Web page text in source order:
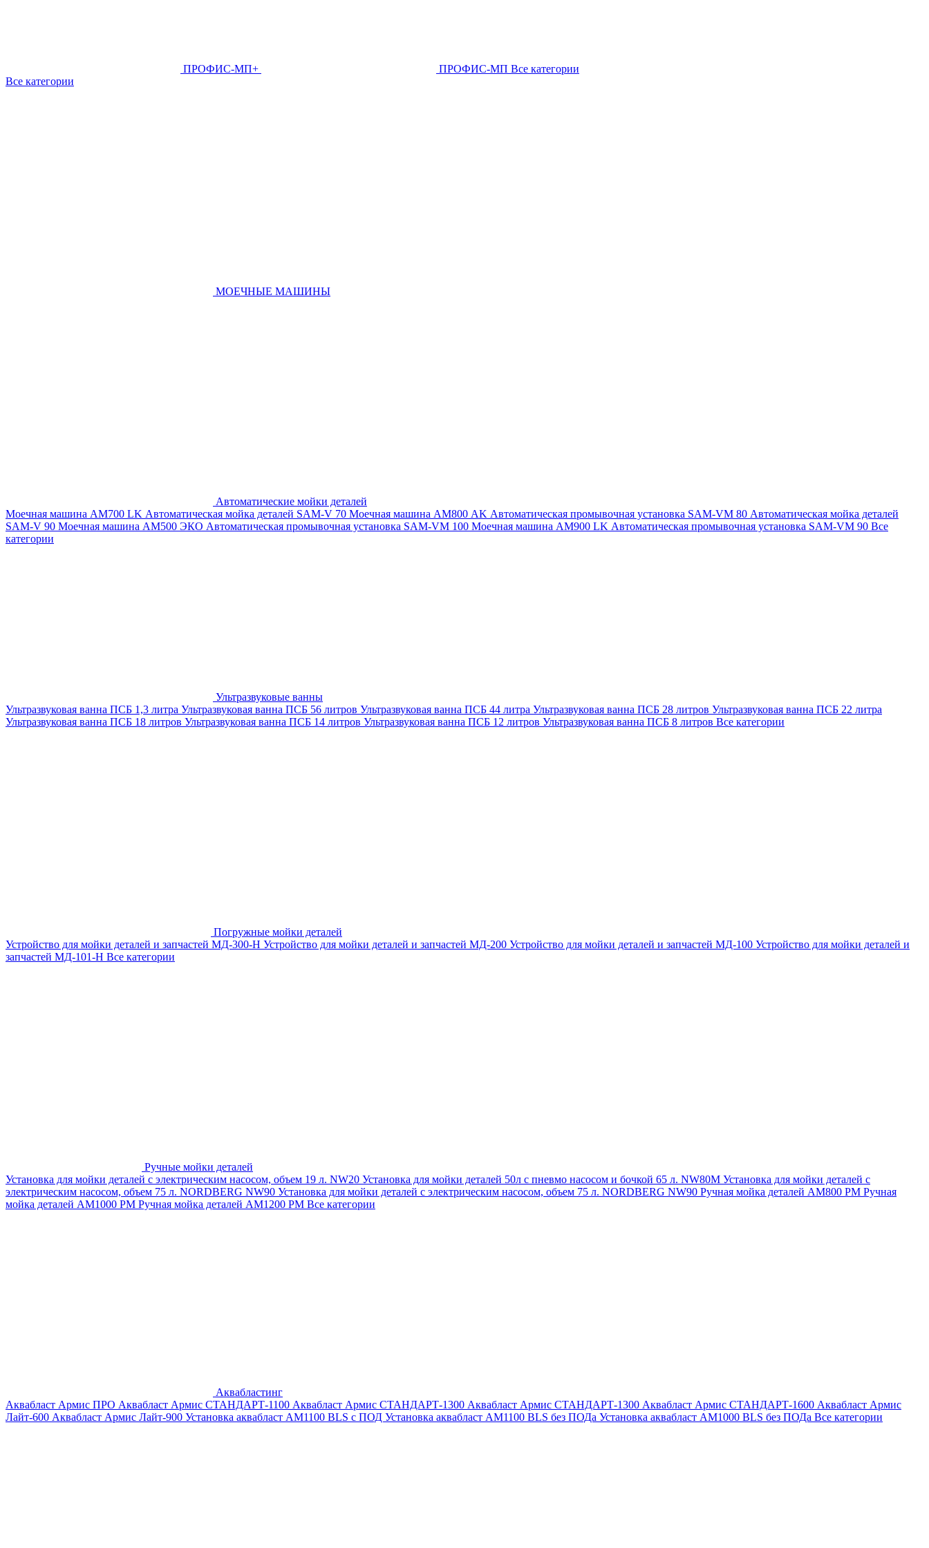
ПРОФИС-МП+ ПРОФИС-МП Все категории
Все категории
МОЕЧНЫЕ МАШИНЫ
Автоматические мойки деталей
Моечная машина AM700 LK Автоматическая мойка деталей SAM-V 70 Моечная машина АМ800 AK Автоматическая промывочная установка SAM-VM 80 Автоматическая мойка деталей
SAM-V 90 Моечная машина АМ500 ЭКО Автоматическая промывочная установка SAM-VM 100 Моечная машина AM900 LK Автоматическая промывочная установка SAM-VM 90 Все
категории
Ультразвуковые ванны
Ультразвуковая ванна ПСБ 1,3 литра Ультразвуковая ванна ПСБ 56 литров Ультразвуковая ванна ПСБ 44 литра Ультразвуковая ванна ПСБ 28 литров Ультразвуковая ванна ПСБ 22 литра
Ультразвуковая ванна ПСБ 18 литров Ультразвуковая ванна ПСБ 14 литров Ультразвуковая ванна ПСБ 12 литров Ультразвуковая ванна ПСБ 8 литров Все категории
Погружные мойки деталей
Устройство для мойки деталей и запчастей МД-300-H Устройство для мойки деталей и запчастей МД-200 Устройство для мойки деталей и запчастей МД-100 Устройство для мойки деталей и
запчастей МД-101-Н Все категории
Ручные мойки деталей
Установка для мойки деталей с электрическим насосом, объем 19 л. NW20 Установка для мойки деталей 50л с пневмо насосом и бочкой 65 л. NW80M Установка для мойки деталей с
электрическим насосом, объем 75 л. NORDBERG NW90 Установка для мойки деталей с электрическим насосом, объем 75 л. NORDBERG NW90 Ручная мойка деталей АМ800 РМ Ручная
мойка деталей АМ1000 РМ Ручная мойка деталей АМ1200 РМ Все категории
Аквабластинг
Аквабласт Армис ПРО Аквабласт Армис СТАНДАРТ-1100 Аквабласт Армис СТАНДАРТ-1300 Аквабласт Армис СТАНДАРТ-1300 Аквабласт Армис СТАНДАРТ-1600 Аквабласт Армис
Лайт-600 Аквабласт Армис Лайт-900 Установка аквабласт AM1100 BLS с ПОД Установка аквабласт AM1100 BLS без ПОДа Установка аквабласт AM1000 BLS без ПОДа Все категории